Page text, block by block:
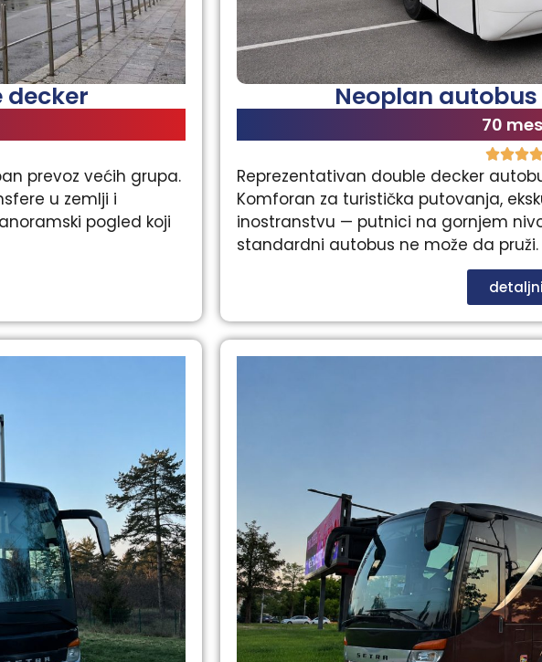
decker
prevoz većih grupa.
u zemlji i
pogled koji
Neoplan
70
Reprezentativan double decker
Komforan za turistička putovanja,
inostranstvu — putnici na gornjem
standardni autobus ne može da pruži.